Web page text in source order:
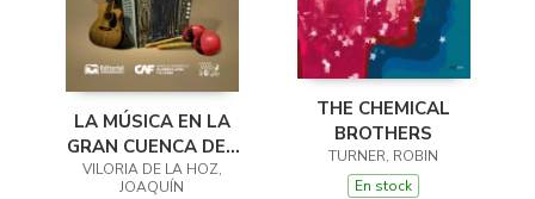
LA MÚSICA EN LA
GRAN CUENCA DEL
CARIBE
VILORIA DE LA HOZ,
JOAQUÍN
THE CHEMICAL
BROTHERS
TURNER, ROBIN
En stock